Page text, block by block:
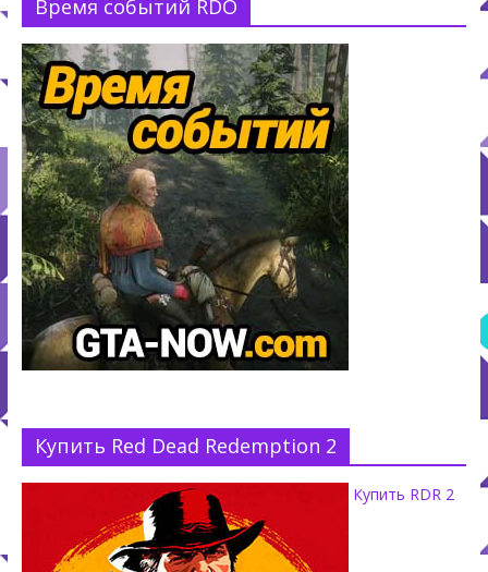
Время событий RDO
Купить Red Dead Redemption 2
Купить RDR 2